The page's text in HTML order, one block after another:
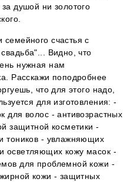
душой ни золотого
счастья с
Видно, что
нужная нам
Расскажи поподробнее
что для этого надо,
для изготовления: -
для волос - антивозрастных
защитной косметики -
тоников - увлажняющих
осветляющих кожу масок -
для проблемной кожи -
кожи - защитных